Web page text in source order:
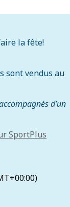
la fête!
sont vendus au
d’un
SportPlus